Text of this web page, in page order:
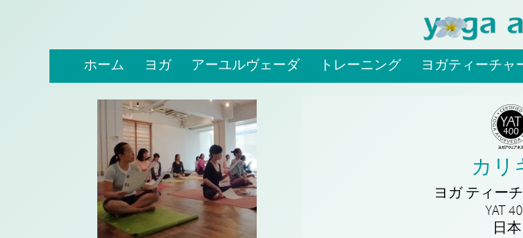
ホーム ヨガ アーユルヴェーダ トレーニング ヨガティーチャ
カリ
ヨガ ティー
YAT
日